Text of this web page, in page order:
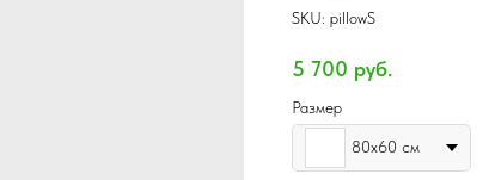
SKU: pillowS
5 700 руб.
Размер
80x60 см